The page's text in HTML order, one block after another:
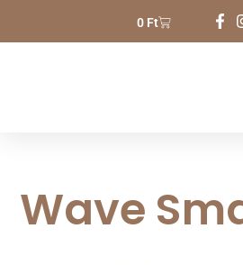
0 Ft
Wave